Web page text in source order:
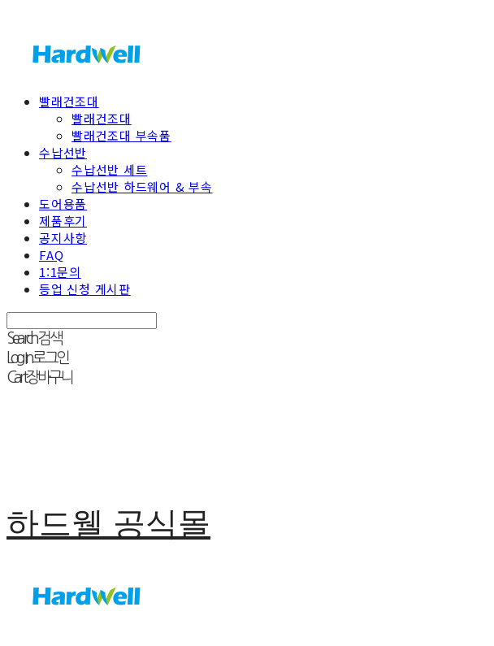
빨래건조대
빨래건조대
빨래건조대 부속품
수납선반
수납선반 세트
수납선반 하드웨어 & 부속
도어용품
제품후기
공지사항
FAQ
1:1문의
등업 신청 게시판
Search검색
Log In로그인
Cart장바구니
하드웰 공식몰